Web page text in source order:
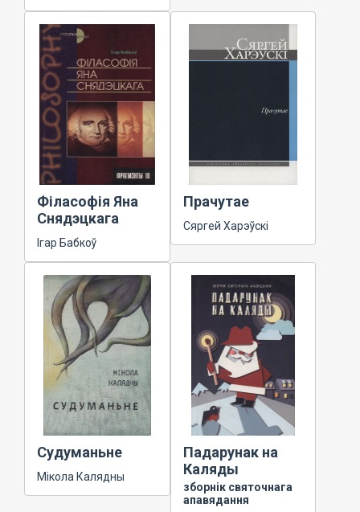
Філасофія Яна
Снядэцкага
Ігар Бабкоў
Прачутае
Сяргей Харэўскі
Судуманьне
Мікола Калядны
Падарунак на
Каляды
зборнік святочнага
апавядання